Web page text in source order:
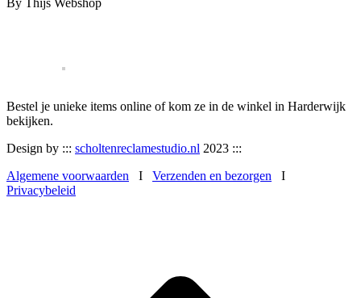
By Thijs Webshop
Bestel je unieke items online of kom ze in de winkel in Harderwijk
bekijken.
Design by ::: scholtenreclamestudio.nl 2023 :::
Algemene voorwaarden I Verzenden en bezorgen I
Privacybeleid